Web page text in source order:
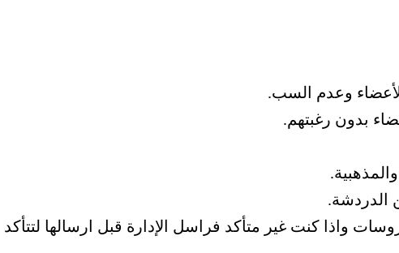
وعدم السب.
بدون رغبتهم.
الدردشة.
واذا كنت غير متأكد فراسل الإدارة قبل ارسالها لتتأكد